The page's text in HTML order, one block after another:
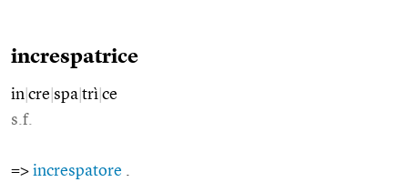
increspatrice
in cre spa trì ce
s.f.
=> increspatore